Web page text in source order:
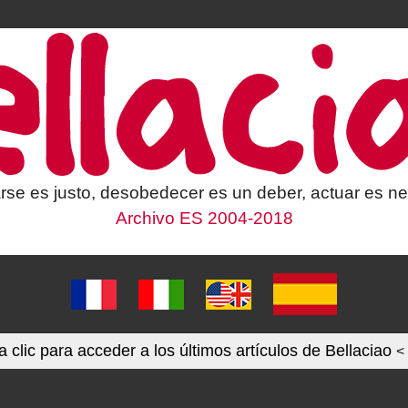
es justo, desobedecer es un deber, actuar es
Archivo ES 2004-2018
clic para acceder a los últimos artículos de Bellaciao <